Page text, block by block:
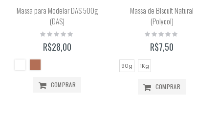
Massa para Modelar DAS 500g
(DAS)
Rating:
R$28,00
COMPRAR
Massa de Biscuit Natural
(Polycol)
Rating:
R$7,50
90g 1Kg
COMPRAR